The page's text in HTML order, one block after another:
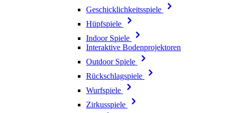
Geschicklichkeitsspiele
Hüpfspiele
Indoor Spiele
Interaktive Bodenprojektoren
Outdoor Spiele
Rückschlagspiele
Wurfspiele
Zirkusspiele